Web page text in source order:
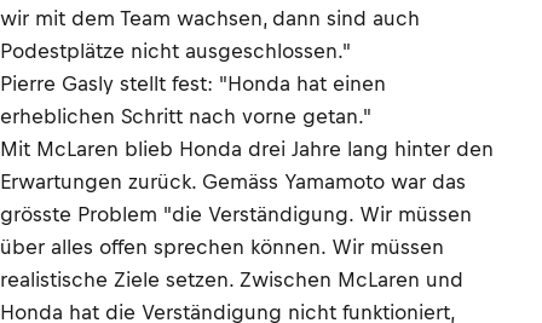
wir mit dem Team wachsen, dann sind auch
Podestplätze nicht ausgeschlossen."
Pierre Gasly stellt fest: "Honda hat einen
erheblichen Schritt nach vorne getan."
Mit McLaren blieb Honda drei Jahre lang hinter den
Erwartungen zurück. Gemäss Yamamoto war das
grösste Problem "die Verständigung. Wir müssen
über alles offen sprechen können. Wir müssen
realistische Ziele setzen. Zwischen McLaren und
Honda hat die Verständigung nicht funktioniert,